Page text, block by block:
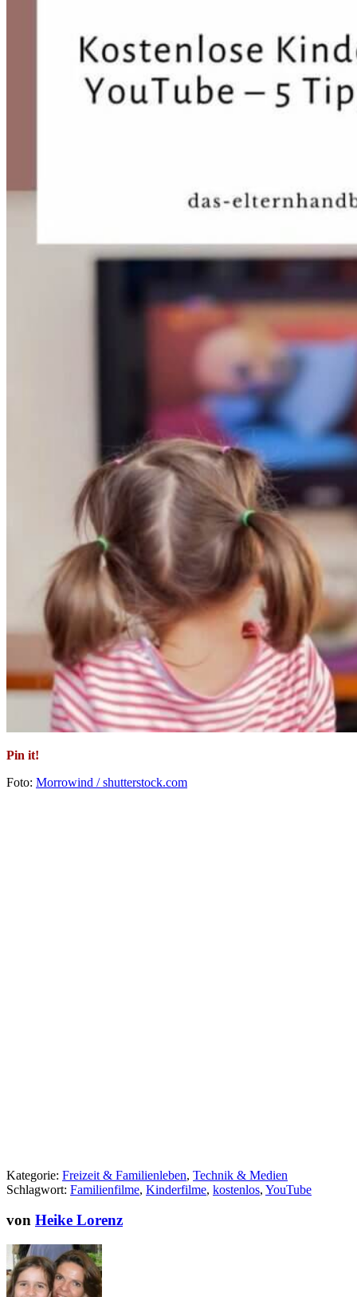
Pin it!
Foto: Morrowind / shutterstock.com
Kategorie: Freizeit & Familienleben, Technik & Medien
Schlagwort: Familienfilme, Kinderfilme, kostenlos, YouTube
von Heike Lorenz